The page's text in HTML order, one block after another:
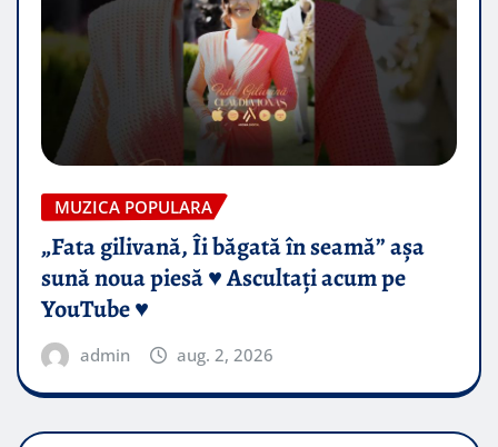
MUZICA POPULARA
„Fata gilivană, Îi băgată în seamă” așa
sună noua piesă ♥️ Ascultați acum pe
YouTube ♥️
admin aug. 2, 2026